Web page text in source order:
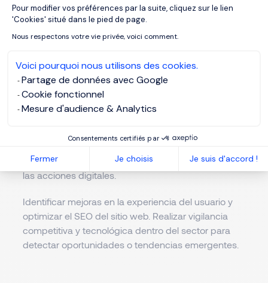
Pour modifier vos préférences par la suite, cliquez sur le lien
'Cookies' situé dans le pied de page.
Nous respectons votre vie privée, voici comment.
Voici pourquoi nous utilisons des cookies.
Partage de données avec Google
Cookie fonctionnel
Mesure d'audience & Analytics
Consentements certifiés par
Fermer Je choisis Je suis d'accord !
Axeptio consent
la marca. Gestionar el contenido editorial del sitio
web, blog y perfiles sociales de la empresa.
y banners, asegurando su efectividad. Coordinar la
selección y trabajo con proveedores externos para
proyectos digitales.
textos, imágenes y videos según los objetivos de
el rendimiento de redes sociales y los resultados de
las acciones digitales.
Identificar mejoras en la experiencia del usuario y
optimizar el SEO del sitio web. Realizar vigilancia
competitiva y tecnológica dentro del sector para
detectar oportunidades o tendencias emergentes.